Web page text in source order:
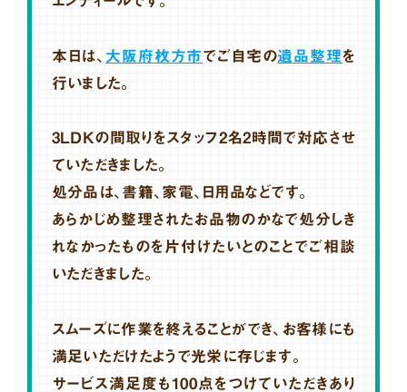
本日は、 大阪府枚方市でご自宅の遺品整理を
行いました。
3LDKの間取りをスタッフ2名2時間で対応させ
ていただきました。
処分品は、書籍、家電、日用品などです。
あらかじめ整理されたお品物のかなで処分しき
れなかったものを片付けたいとのことでご相談
いただきました。
スムーズに作業を終えることができ、お客様にも
満足いただけたようで光栄に存じます。
サービス満足度も100点をつけていただきあり